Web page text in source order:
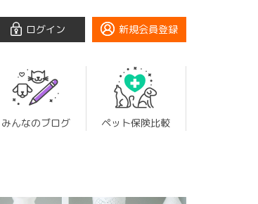
ログイン 新規会員登録
みんなのブログ ペット保険比較